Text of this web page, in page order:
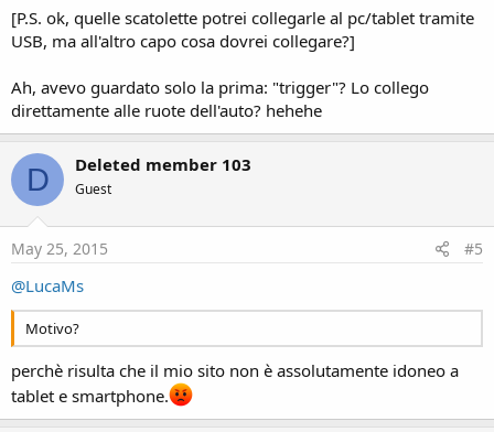
[P.S. ok, quelle scatolette potrei collegarle al pc/tablet tramite
USB, ma all'altro capo cosa dovrei collegare?]
Ah, avevo guardato solo la prima: "trigger"? Lo collego
direttamente alle ruote dell'auto? hehehe
D Deleted member 103
Guest
May 25, 2015 #5
@LucaMs
Motivo?
perchè risulta che il mio sito non è assolutamente idoneo a
tablet e smartphone.